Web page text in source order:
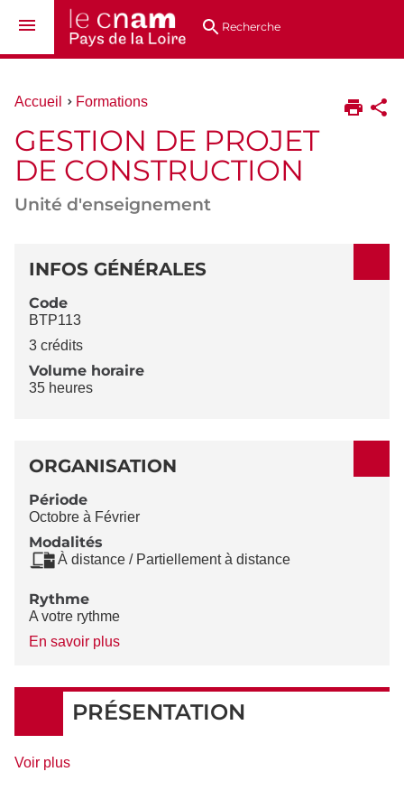
au
directsRecherche
Vous
ici :
Accueil Formations
GESTION DE PROJET
DE CONSTRUCTION
Unité d'enseignement
DÉTAILS
INFOS GÉNÉRALES
Code
BTP113
3 crédits
Volume horaire
35 heures
ORGANISATION
Période
Octobre à Février
Modalités
À distance / Partiellement à distance
Rythme
A votre rythme
En savoir plusà
Rythme
PRÉSENTATION
Voir plusde